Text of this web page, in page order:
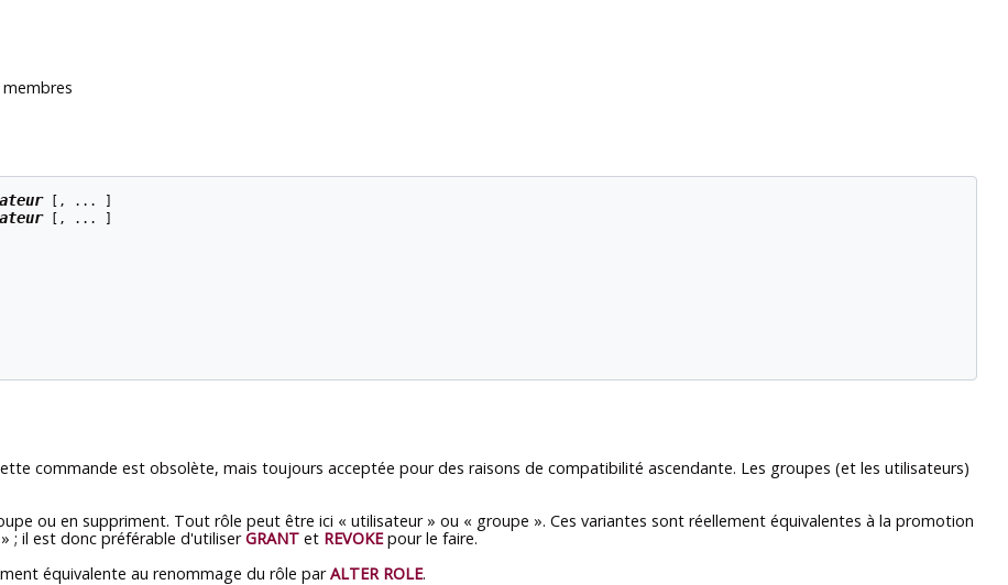
[, ... ]
[, ... ]
commande est obsolète, mais toujours acceptée pour des raisons de compatibilité ascendante. Les groupes (et les utilisateurs)
ou en suppriment. Tout rôle peut être ici « utilisateur» ou « groupe ». Ces variantes sont réellement équivalentes à la promotion
» ; il est donc préférable d'utiliserGRANT et REVOKEpour le faire.
équivalente au renommage du rôle parALTER ROLE.